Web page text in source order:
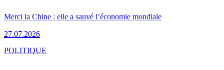
Merci la Chine : elle a sauvé l’économie mondiale
27.07.2026
POLITIQUE